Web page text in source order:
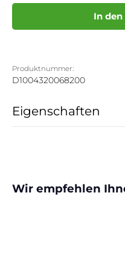
In
Produktnummer:
D1004320068200
Eigenschaften
Produktgalerie
Wir empfehlen